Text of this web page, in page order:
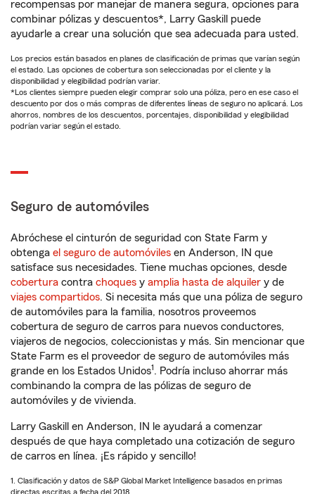
recompensas por manejar de manera segura, opciones para
combinar pólizas y descuentos*, Larry Gaskill puede
ayudarle a crear una solución que sea adecuada para usted.
Los precios están basados en planes de clasificación de primas que varían según
el estado. Las opciones de cobertura son seleccionadas por el cliente y la
disponibilidad y elegibilidad podrían variar.
*Los clientes siempre pueden elegir comprar solo una póliza, pero en ese caso el
descuento por dos o más compras de diferentes líneas de seguro no aplicará. Los
ahorros, nombres de los descuentos, porcentajes, disponibilidad y elegibilidad
podrían variar según el estado.
Seguro de automóviles
Abróchese el cinturón de seguridad con State Farm y
obtenga el seguro de automóviles en Anderson, IN que
satisface sus necesidades. Tiene muchas opciones, desde
cobertura contra choques y amplia hasta de alquiler y de
viajes compartidos. Si necesita más que una póliza de seguro
de automóviles para la familia, nosotros proveemos
cobertura de seguro de carros para nuevos conductores,
viajeros de negocios, coleccionistas y más. Sin mencionar que
State Farm es el proveedor de seguro de automóviles más
grande en los Estados Unidos1. Podría incluso ahorrar más
combinando la compra de las pólizas de seguro de
automóviles y de vivienda.
Larry Gaskill en Anderson, IN le ayudará a comenzar
después de que haya completado una cotización de seguro
de carros en línea. ¡Es rápido y sencillo!
1. Clasificación y datos de S&P Global Market Intelligence basados en primas
directas escritas a fecha del 2018.